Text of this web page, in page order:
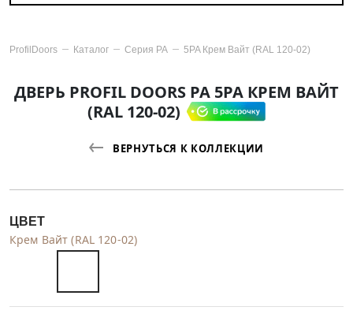
ProfilDoors Каталог Серия PA 5PA Крем Вайт (RAL 120-02)
ДВЕРЬ PROFIL DOORS PA 5PA КРЕМ ВАЙТ
(RAL 120-02)
ВЕРНУТЬСЯ К КОЛЛЕКЦИИ
ЦВЕТ
Крем Вайт (RAL 120-02)